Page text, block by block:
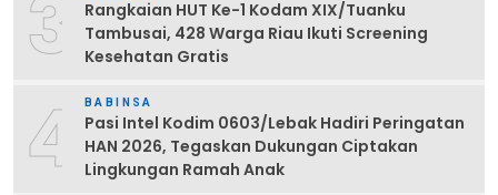
3
Rangkaian HUT Ke-1 Kodam XIX/Tuanku
Tambusai, 428 Warga Riau Ikuti Screening
Kesehatan Gratis
4 BABINSA
Pasi Intel Kodim 0603/Lebak Hadiri Peringatan
HAN 2026, Tegaskan Dukungan Ciptakan
Lingkungan Ramah Anak